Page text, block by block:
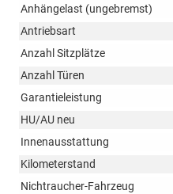
Anhängelast (ungebremst)
Antriebsart
Anzahl Sitzplätze
Anzahl Türen
Garantieleistung
HU/AU neu
Innenausstattung
Kilometerstand
Nichtraucher-Fahrzeug